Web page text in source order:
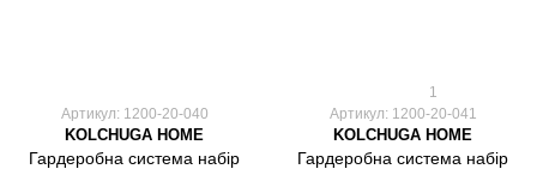
Артикул: 1200-20-040
KOLCHUGA HOME
Гардеробна система набір
1
Артикул: 1200-20-041
KOLCHUGA HOME
Гардеробна система набір